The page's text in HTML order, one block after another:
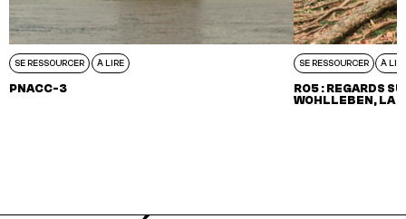
SE RESSOURCER À LIRE
PNACC-3
SE RESSOURCER À
RO5 : REGARDS
WOHLLEBEN, LA